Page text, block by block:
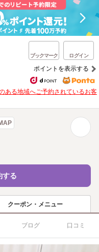
ブックマーク ログイン
ポイントを表示する
ある地域へご予約されているお客
する
クーポン・メニュー
ブログ 口コミ